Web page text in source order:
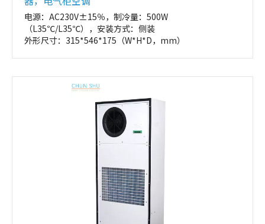
电源：AC230V±15％，制冷量：500W
（L35℃/L35℃），安装方式：侧装
外形尺寸：315*546*175（W*H*D，mm）